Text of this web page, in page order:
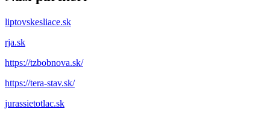
liptovskesliace.sk
rja.sk
https://tzbobnova.sk/
https://tera-stav.sk/
jurassietotlac.sk